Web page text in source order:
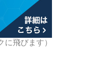
に飛びます）